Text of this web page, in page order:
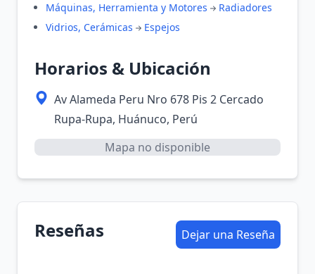
Máquinas, Herramienta y Motores
Radiadores
Vidrios, Cerámicas
Espejos
Horarios & Ubicación
Av Alameda Peru Nro 678 Pis 2 Cercado
Rupa-Rupa, Huánuco, Perú
Mapa no disponible
Reseñas Dejar una Reseña